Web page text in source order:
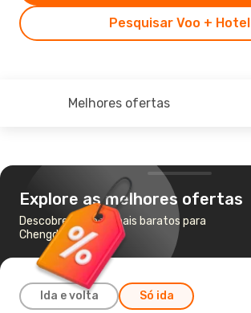
Pesquisar Voo + Hotel
Melhores ofertas
Explore as melhores ofertas
Descobre os voos mais baratos para
Chengdu
Ida e volta Só ida